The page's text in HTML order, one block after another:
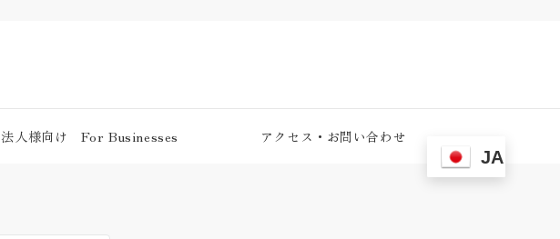
法人様向け For Businesses アクセス・お問い合わせ
JA